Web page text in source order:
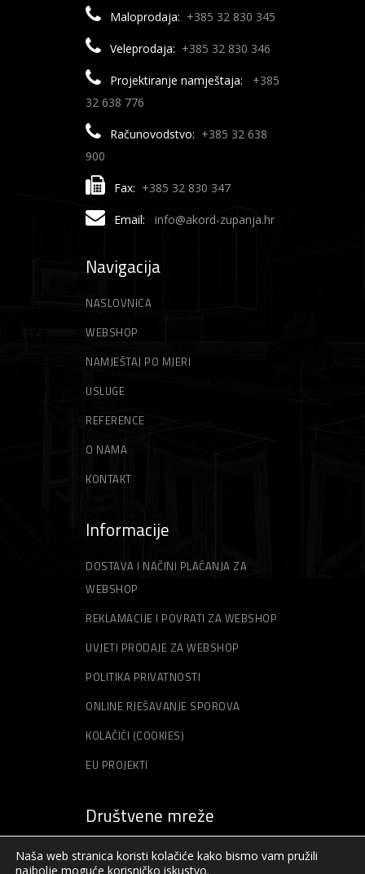
Maloprodaja: +385 32 830 345
Veleprodaja: +385 32 830 346
Projektiranje namještaja:
+385
32 638 776
Računovodstvo: +385 32 638
900
Fax: +385 32 830 347
Email: info@akord-zupanja.hr
Navigacija
NASLOVNICA
WEBSHOP
NAMJEŠTAJ PO MJERI
USLUGE
REFERENCE
O NAMA
KONTAKT
Informacije
DOSTAVA I NAČINI PLAĆANJA ZA
WEBSHOP
REKLAMACIJE I POVRATI ZA WEBSHOP
UVJETI PRODAJE ZA WEBSHOP
POLITIKA PRIVATNOSTI
ONLINE RJEŠAVANJE SPOROVA
KOLAČIĆI (COOKIES)
EU PROJEKTI
Društvene mreže
Naša web stranica koristi kolačiće kako bismo vam pružili
najbolje moguće korisničko iskustvo.